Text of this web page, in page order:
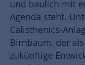
und baulich mit
Agenda steht.
Calisthenics-
Birnbaum, der
zukünftige